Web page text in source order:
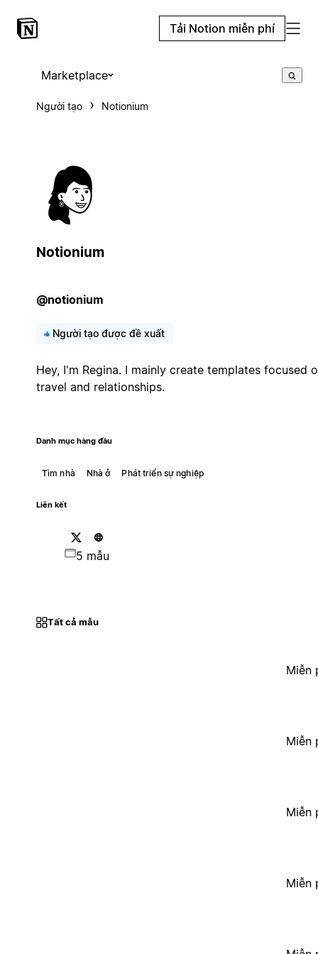
Tải Notion miễn phí
Marketplace
Người tạo Notionium
Notionium
@notionium
Người tạo được đề xuất
Hey, I'm Regina. I mainly create templates focused
travel and relationships.
Danh mục hàng đầu
Tìm nhà Nhà ở Phát triển sự nghiệp
Liên kết
5 mẫu
Tất cả mẫu
Miễn
Miễn
Miễn
Miễn